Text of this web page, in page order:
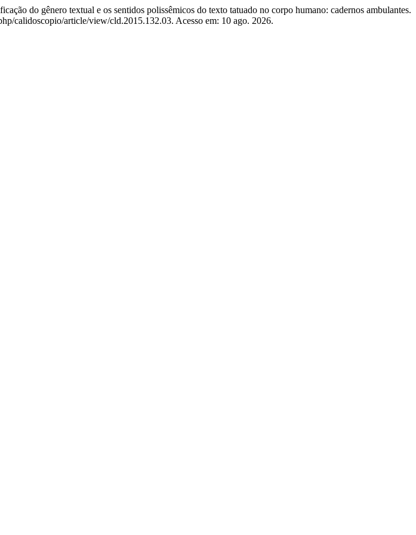
do gênero textual e os sentidos polissêmicos do texto tatuado no corpo humano: cadernos ambulantes.
calidoscopio/article/view/cld.2015.132.03. Acesso em: 10 ago. 2026.